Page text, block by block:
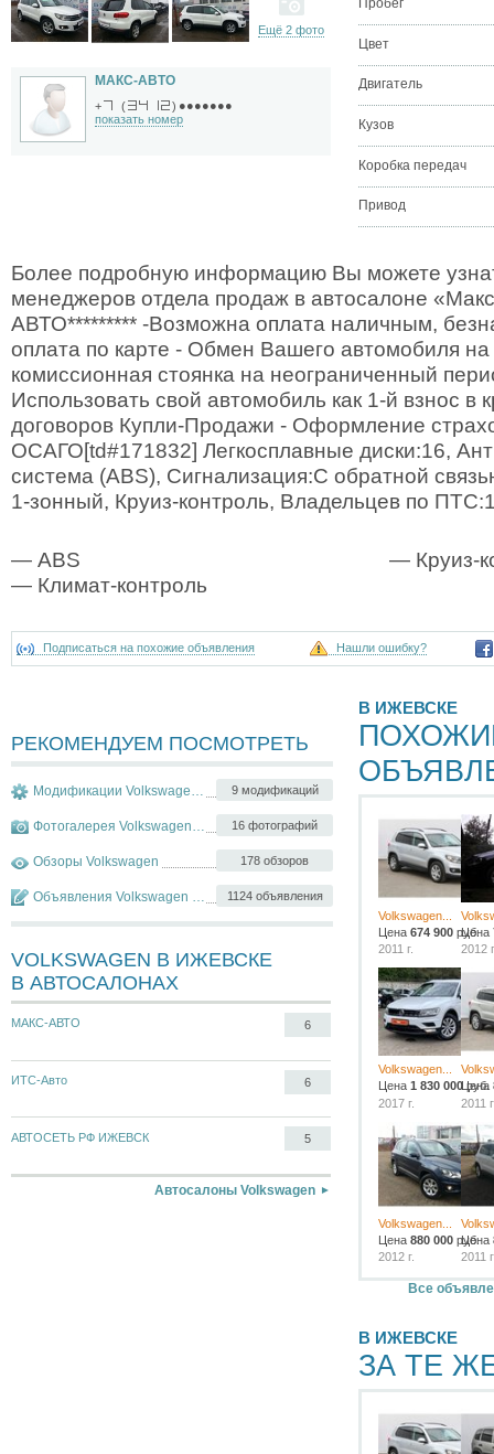
Ещё 2 фото
МАКС-АВТО
+ ( ) ●●●●●●●
показать номер
Пробег
Цвет
Двигатель
Кузов
Коробка передач
Привод
Более подробную информацию Вы можете
менеджеров отдела продаж в автосалоне
АВТО********* -Возможна оплата наличным,
оплата по карте - Обмен Вашего автомобиля
комиссионная стоянка на неограниченный
Использовать свой автомобиль как 1-й взнос
договоров Купли-Продажи - Оформление
ОСАГО[td#171832] Легкосплавные диски:16,
система (ABS), Сигнализация:С обратной
1-зонный, Круиз-контроль, Владельцев по
— ABS
— Климат-контроль
— Круиз-
Подписаться на похожие объявления Нашли ошибку?
РЕКОМЕНДУЕМ ПОСМОТРЕТЬ
9 модификаций
Модификации Volkswagen Tiguan
16 фотографий
Фотогалерея Volkswagen Tiguan
178 обзоров
Обзоры Volkswagen
1124 объявления
Объявления Volkswagen Tiguan
VOLKSWAGEN В ИЖЕВСКЕ
В АВТОСАЛОНАХ
МАКС-АВТО 6
ИТС-Авто 6
АВТОСЕТЬ РФ ИЖЕВСК 5
Автосалоны Volkswagen
В ИЖЕВСКЕ
Volkswagen...
Цена 674 900 руб.
2011 г.
Цена
2012
Volkswagen...
Цена 1 830 000руб.
2017 г.
Цена
2011
Volkswagen...
Цена 880 000 руб.
2012 г.
Цена
2011
Все
В ИЖЕВСКЕ
ЗА ТЕ